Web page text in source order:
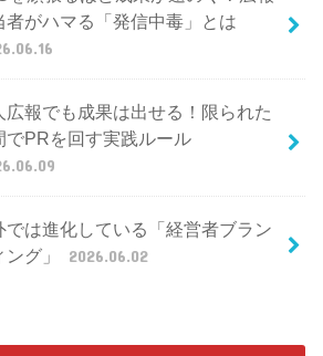
者がハマる「発信中毒」とは
広報でも成果は出せる！限られた
でPRを回す実践ルール
では進化している「経営者ブラン
ング」
2026.06.02